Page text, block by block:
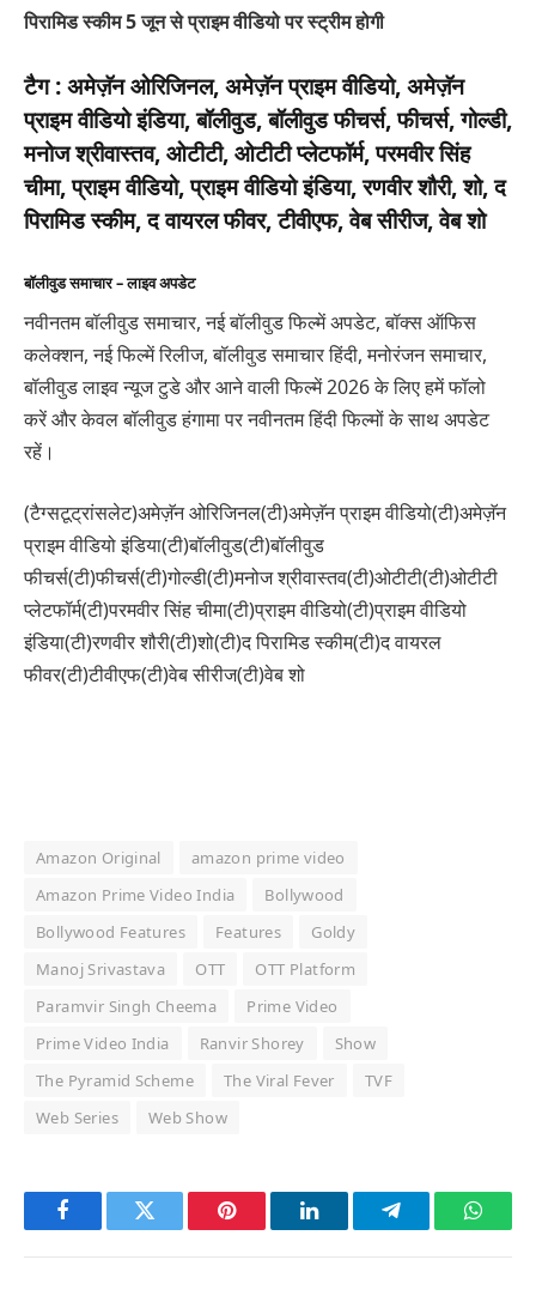
पिरामिड स्कीम 5 जून से प्राइम वीडियो पर स्ट्रीम होगी
टैग :अमेज़ॅन ओरिजिनल, अमेज़ॅन प्राइम वीडियो, अमेज़ॅन
प्राइम वीडियो इंडिया, बॉलीवुड, बॉलीवुड फीचर्स, फीचर्स, गोल्डी,
मनोज श्रीवास्तव, ओटीटी, ओटीटी प्लेटफॉर्म, परमवीर सिंह
चीमा, प्राइम वीडियो, प्राइम वीडियो इंडिया, रणवीर शौरी, शो, द
पिरामिड स्कीम, द वायरल फीवर, टीवीएफ, वेब सीरीज, वेब शो
बॉलीवुड समाचार – लाइव अपडेट
नवीनतम बॉलीवुड समाचार, नई बॉलीवुड फिल्में अपडेट, बॉक्स ऑफिस
कलेक्शन, नई फिल्में रिलीज, बॉलीवुड समाचार हिंदी, मनोरंजन समाचार,
बॉलीवुड लाइव न्यूज टुडे और आने वाली फिल्में 2026 के लिए हमें फॉलो
करें और केवल बॉलीवुड हंगामा पर नवीनतम हिंदी फिल्मों के साथ अपडेट
रहें।
(टैग्सटूट्रांसलेट)अमेज़ॅन ओरिजिनल(टी)अमेज़ॅन प्राइम वीडियो(टी)अमेज़ॅन
प्राइम वीडियो इंडिया(टी)बॉलीवुड(टी)बॉलीवुड
फीचर्स(टी)फीचर्स(टी)गोल्डी(टी)मनोज श्रीवास्तव(टी)ओटीटी(टी)ओटीटी
प्लेटफॉर्म(टी)परमवीर सिंह चीमा(टी)प्राइम वीडियो(टी)प्राइम वीडियो
इंडिया(टी)रणवीर शौरी(टी)शो(टी)द पिरामिड स्कीम(टी)द वायरल
फीवर(टी)टीवीएफ(टी)वेब सीरीज(टी)वेब शो
Amazon Original
amazon prime video
Amazon Prime Video India
Bollywood
Bollywood Features
Features
Goldy
Manoj Srivastava
OTT
OTT Platform
Paramvir Singh Cheema
Prime Video
Prime Video India
Ranvir Shorey
Show
The Pyramid Scheme
The Viral Fever
TVF
Web Series
Web Show
FacebookTwitter Pinterest LinkedInTelegram